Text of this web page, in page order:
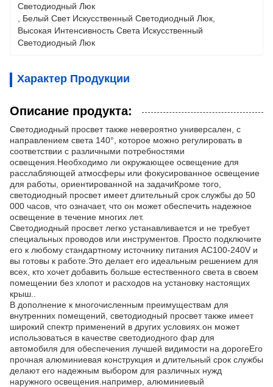
Светодиодный Люк
Белый Свет Искусственный Светодиодный Люк
Высокая Интенсивность Света Искусственный
Светодиодный Люк
Характер Продукции
Описание продукта:
Светодиодный просвет также невероятно универсален, с
направлением света 140°, которое можно регулировать в
соответствии с различными потребностями
освещения.Необходимо ли окружающее освещение для
расслабляющей атмосферы или фокусированное освещение
для работы, ориентированной на задачиКроме того,
светодиодный просвет имеет длительный срок службы до 50
000 часов, что означает, что он может обеспечить надежное
освещение в течение многих лет.
Светодиодный просвет легко устанавливается и не требует
специальных проводов или инструментов. Просто подключите
его к любому стандартному источнику питания AC100-240V и
вы готовы к работе.Это делает его идеальным решением для
всех, кто хочет добавить больше естественного света в своем
помещении без хлопот и расходов на установку настоящих
крыш..
В дополнение к многочисленным преимуществам для
внутренних помещений, светодиодный просвет также имеет
широкий спектр применений в других условиях.он может
использоваться в качестве светодиодного фар для
автомобиля для обеспечения лучшей видимости на дорогеЕго
прочная алюминиевая конструкция и длительный срок службы
делают его надежным выбором для различных нужд
наружного освещения.например, алюминиевый